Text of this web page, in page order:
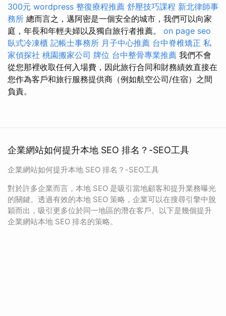
300元 wordpress 整復療程推薦 舒壓技巧課程 新北律師事
務所 總而言之，邁阿密是一個安全的城市，我們可以向家
庭，年長和年輕夫婦以及獨自旅行者推薦。 on page seo
臥式冷凍櫃 記帳士事務所 月子中心推薦 台中脊椎矯正 私
家偵探社 桃園搬家公司 牌位 台中整骨專業推薦 我們不會
從您那裡收取任何入場費，因此旅行合同和財務績效直接在
您作為客戶和旅行服務提供商（例如航空公司/住宿）之間
負責。
企業網站如何提升本地 SEO 排名？-SEO工具
企業網站如何提升本地 SEO 排名？-SEO工具
對於許多企業而言，本地 SEO 是吸引當地顧客和提升業務曝光
的關鍵。透過有效的本地 SEO 策略，企業可以在搜尋引擎中脫
穎而出，吸引更多位於同一地區的潛在客戶。以下是幾個提升
企業網站本地 SEO 排名的策略。